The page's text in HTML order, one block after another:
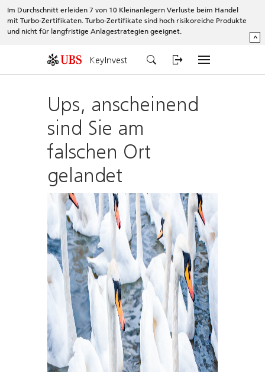
Im Durchschnitt erleiden 7 von 10 Kleinanlegern Verluste beim Handel
mit Turbo-Zertifikaten. Turbo-Zertifikate sind hoch risikoreiche Produkte
und nicht für langfristige Anlagestrategien geeignet.
^
KeyInvest
Ups, anscheinend
sind Sie am
falschen Ort
gelandet